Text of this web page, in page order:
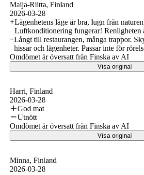
Maija-Riitta, Finland
2026-03-28
Lägenhetens läge är bra, lugn från
Luftkonditionering fungerar! Renligheten
Långt till restaurangen, många trappor.
hissar och lägenheter. Passar inte för
Omdömet är översatt från Finska av AI
Visa original
Harri, Finland
2026-03-28
God mat
Utnött
Omdömet är översatt från Finska av AI
Visa original
Minna, Finland
2026-03-28